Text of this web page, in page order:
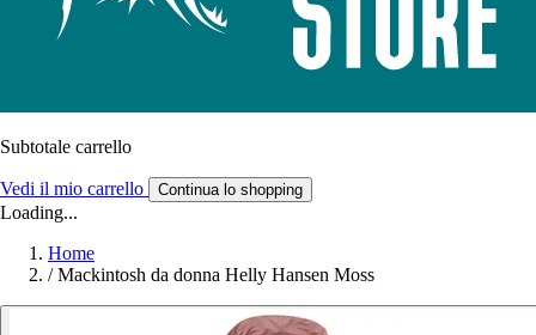
Subtotale carrello
Vedi il mio carrello Continua lo shopping
Loading...
Home
/ Mackintosh da donna Helly Hansen Moss